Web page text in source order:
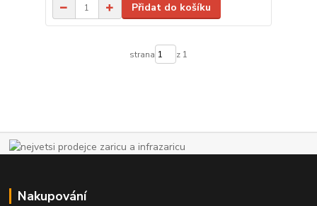
Přidat do košíku
strana z 1
Nakupování